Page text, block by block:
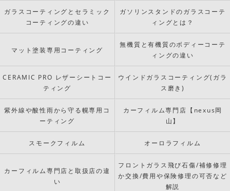
ガラスコーティングとセラミック
コーティングの違い
ガソリンスタンドのガラスコーテ
ィングとは？
マット塗装専用コーティング
無機質と有機質のボディーコーテ
ィングの違い
CERAMIC PRO レザーシートコー
ティング
ウインドガラスコーティング(ガラ
ス磨き)
紫外線や酸性雨から守る幌専用コ
ーティング
カーフィルム専門店【nexus岡
山】
スモークフィルム オーロラフィルム
カーフィルム専門店と取扱店の違
い
フロントガラス飛び石傷/補修修理
か交換/費用や保険修理の可否など
解説